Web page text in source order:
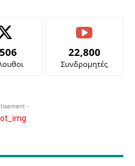
22,800
Συνδρομητές
-